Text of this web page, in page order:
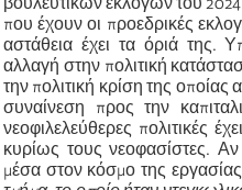
που έχουν οι προεδρικές
αστάθεια έχει τα όριά της.
αλλαγή στην πολιτική
την πολιτική κρίση της οποίας
συναίνεση προς την
νεοφιλελεύθερες πολιτικές
κυρίως τους νεοφασίστες.
μέσα στον κόσμο της εργασίας